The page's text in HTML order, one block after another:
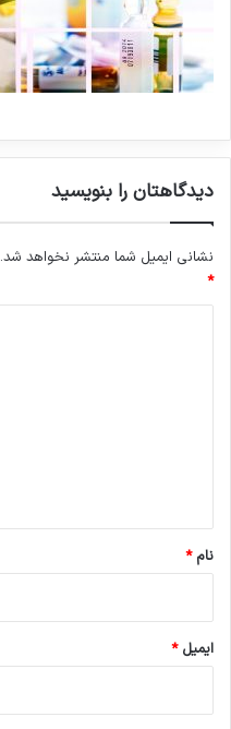
دیدگاهتان را بنویسید
نشانی ایمیل شما منتشر نخواهد شد.
*
نام*
ایمیل*